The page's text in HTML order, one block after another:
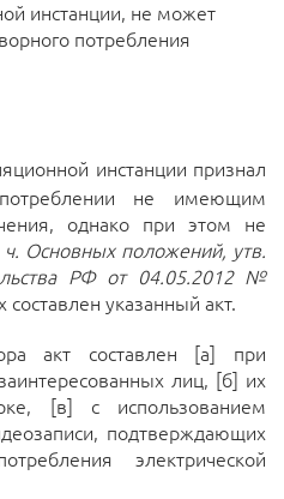
инстанции, не может
потребления
инстанции признал
не имеющим
однако при этом не
ч. Основных положений, утв.
РФ от 04.05.2012 №
указанный акт.
акт составлен [а] при
лиц, [б] их
[в] с использованием
подтверждающих
электрической